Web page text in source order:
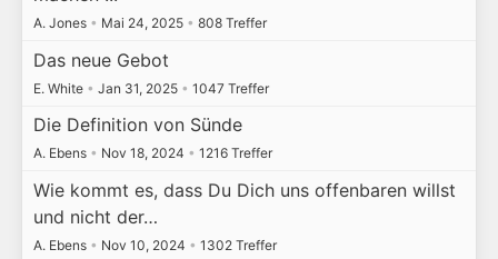
A. Jones • Mai 24, 2025 • 808 Treffer
Das neue Gebot
E. White • Jan 31, 2025 • 1047 Treffer
Die Definition von Sünde
A. Ebens • Nov 18, 2024 • 1216 Treffer
Wie kommt es, dass Du Dich uns offenbaren willst
und nicht der…
A. Ebens • Nov 10, 2024 • 1302 Treffer